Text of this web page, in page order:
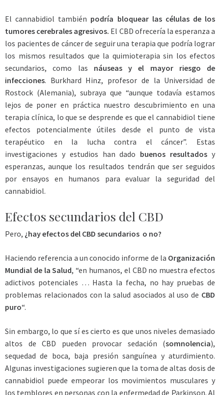
El cannabidiol también podría bloquear las células de los
tumores cerebrales agresivos. El CBD ofrecería la esperanza a
los pacientes de cáncer de seguir una terapia que podría lograr
los mismos resultados que la quimioterapia sin los efectos
secundarios, como las náuseas y el mayor riesgo de
infecciones. Burkhard Hinz, profesor de la Universidad de
Rostock (Alemania), subraya que “aunque todavía estamos
lejos de poner en práctica nuestro descubrimiento en una
terapia clínica, lo que se desprende es que el cannabidiol tiene
efectos potencialmente útiles desde el punto de vista
terapéutico en la lucha contra el cáncer”. Estas
investigaciones y estudios han dado buenos resultados y
esperanzas, aunque los resultados tendrán que ser seguidos
por ensayos en humanos para evaluar la seguridad del
cannabidiol.
Efectos secundarios del CBD
Pero, ¿hay efectos del CBD secundarios o no?
Haciendo referencia a un conocido informe de la Organización
Mundial de la Salud, “en humanos, el CBD no muestra efectos
adictivos potenciales … Hasta la fecha, no hay pruebas de
problemas relacionados con la salud asociados al uso de CBD
puro“.
Sin embargo, lo que sí es cierto es que unos niveles demasiado
altos de CBD pueden provocar sedación (somnolencia),
sequedad de boca, baja presión sanguínea y aturdimiento.
Algunas investigaciones sugieren que la toma de altas dosis de
cannabidiol puede empeorar los movimientos musculares y
los temblores en personas con la enfermedad de Parkinson. Al